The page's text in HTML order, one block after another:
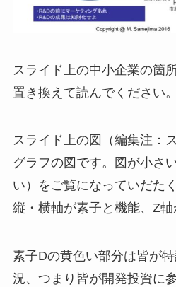
スライド上の中小企業の箇
置き換えて読んでください。
スライド上の図（編集注：
グラフの図です。図が小さ
い）をご覧になっていだた
縦・横軸が素子と機能、Z軸
素子Dの黄色い部分は皆が
況、つまり皆が開発投資に